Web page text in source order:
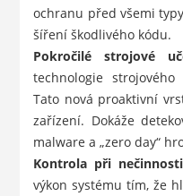
ochranu před všemi
šíření škodlivého kódu.
Pokročilé strojové
technologie
Tato nová proaktivní
zařízení. Dokáže
malware a „zero day“
Kontrola při
výkon systému tím, že